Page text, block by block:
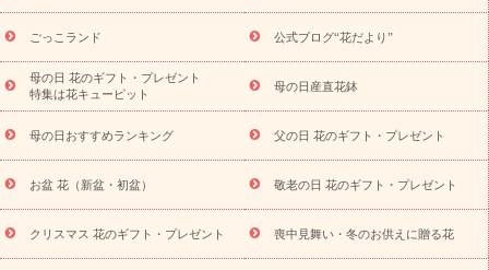
ら探す
お祝いの花特集 当日配達特急便 お祝い商品一覧
念日
結婚祝い 出産祝い 退院祝い・快気祝い
寿祝い
プチギフト ペットのお祝いフラワー
供え・お悔やみ商品一覧
お供え・お悔やみの花
四十九日法要以
降に贈る花
通夜・葬儀に贈る花
お供え お花とセットギフト
お供え プリザーブドフラワー
ペットのお供えフラワー
お盆（新
盆・初盆）
その他 お祝い返し お見舞い
お取り寄せギフト
ビジネス用
ご自宅用 観葉植物 ミディ胡蝶蘭
プリザーブ
ドフラワー
スタイルから探す アレンジメント 花束
スタ
ごっこランド 公式ブログ“花だより”
母の日 花のギフト・プレゼント
特集は花キューピット
母の日産直花鉢
母の日おすすめランキング 父の日 花のギフト・プレゼント
お盆 花（新盆・初盆） 敬老の日 花のギフト・プレゼント
クリスマス 花のギフト・プレゼント 喪中見舞い・冬のお供えに贈る花